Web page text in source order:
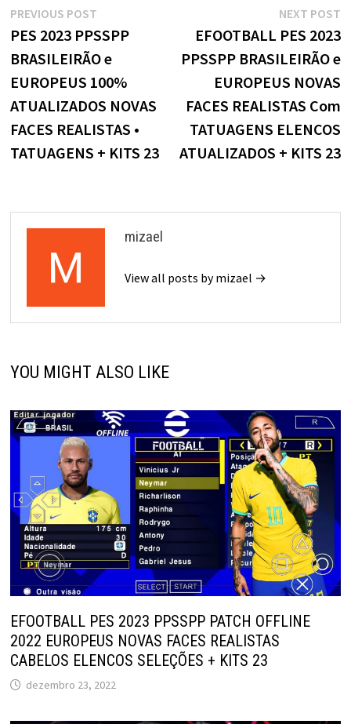
Navegação
de
Post
PREVIOUS POSTPrevious
post:
PES 2023 PPSSPP
BRASILEIRÃO e
EUROPEUS 100%
ATUALIZADOS NOVAS
FACES REALISTAS •
TATUAGENS + KITS 23
NEXT POST
EFOOTBALL PES 2023
PPSSPP BRASILEIRÃO e
EUROPEUS NOVAS
FACES REALISTAS Com
TATUAGENS ELENCOS
ATUALIZADOS + KITS 23
mizael
View all posts by mizael →
YOU MIGHT ALSO LIKE
EFOOTBALL PES 2023 PPSSPP PATCH OFFLINE
2022 EUROPEUS NOVAS FACES REALISTAS
CABELOS ELENCOS SELEÇÕES + KITS 23
dezembro 23, 2022